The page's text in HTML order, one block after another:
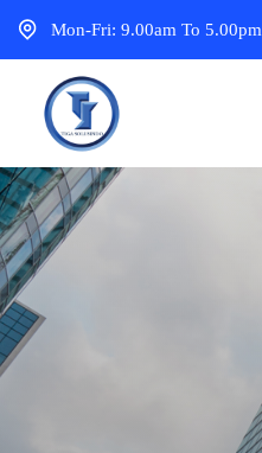
Mon-Fri: 9.00am To 5.00pm